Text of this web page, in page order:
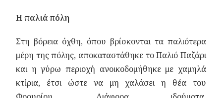
Η παλιά πόλη
Στη βόρεια όχθη, όπου βρίσκονται τα παλιότερα
μέρη της πόλης, αποκαταστάθηκε το Παλιό Παζάρι
και η γύρω περιοχή ανοικοδομήθηκε με χαμηλά
κτίρια, έτσι ώστε να μη χαλάσει η θέα του